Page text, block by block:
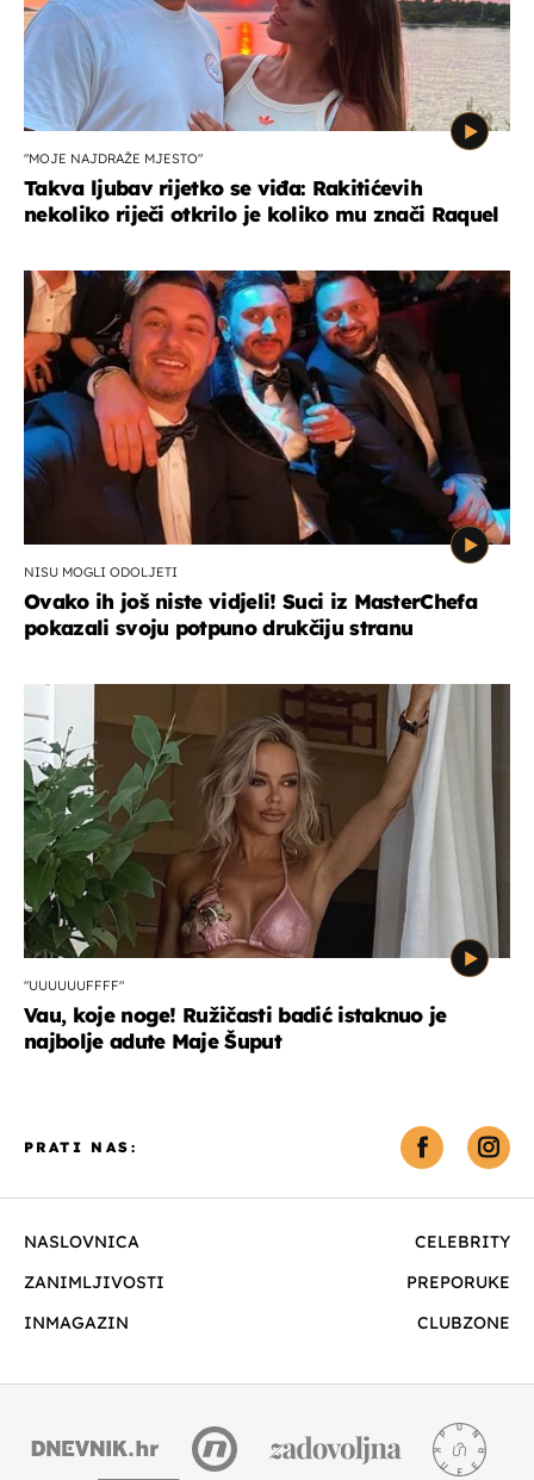
"MOJE NAJDRAŽE MJESTO"
Takva ljubav rijetko se viđa: Rakitićevih
nekoliko riječi otkrilo je koliko mu znači Raquel
NISU MOGLI ODOLJETI
Ovako ih još niste vidjeli! Suci iz MasterChefa
pokazali svoju potpuno drukčiju stranu
"UUUUUUFFFF"
Vau, koje noge! Ružičasti badić istaknuo je
najbolje adute Maje Šuput
NASLOVNICA
CELEBRITY
ZANIMLJIVOSTI
PREPORUKE
INMAGAZIN
CLUBZONE
PRATI NAS: